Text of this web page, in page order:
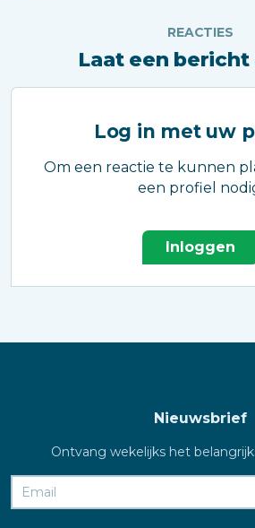
REACTIES
Laat een
Log in met uw
Om een reactie te kunnen
een profiel
Inloggen
Nieuwsbrief
Ontvang wekelijks het